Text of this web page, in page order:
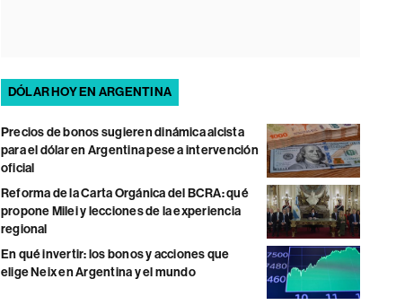
DÓLAR HOY EN ARGENTINA
Precios de bonos sugieren dinámica alcista
para el dólar en Argentina pese a intervención
oficial
Reforma de la Carta Orgánica del BCRA: qué
propone Milei y lecciones de la experiencia
regional
En qué invertir: los bonos y acciones que
elige Neix en Argentina y el mundo